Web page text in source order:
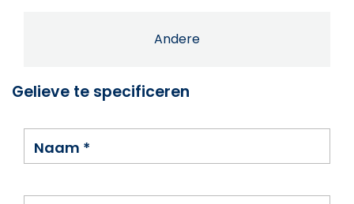
Andere
Gelieve te specificeren
Naam *